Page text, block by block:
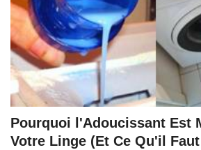
Pourquoi l'Adoucissant Est
Votre Linge (Et Ce Qu'il